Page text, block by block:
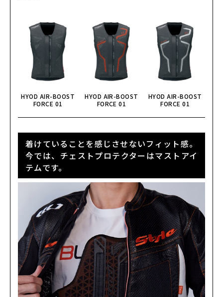
HYOD AIR-BOOST
FORCE 01
HYOD AIR-BOOST
FORCE 01
HYOD AIR-BOOST
FORCE 01
着けていることを感じさせないフィット感。
今では、チェストプロテクターはマストアイ
テムです。
BLACK/GREY
¥41,690(税込)
カートに入れる
BLACK/GREY
¥41,690 (税込)
カートに入れる
BLACK/GREY
カートに入れる
BLACK/GREY
LL
¥41,690(税込)
M
¥41,690 (税込)
WHITE
L
カートに入れる